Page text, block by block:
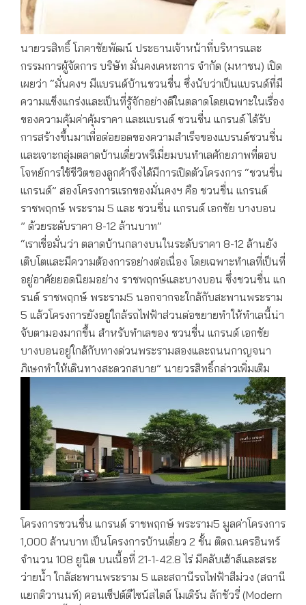
นายวรสิทธิ์ โภคาชัยพัฒน์ ประธานเจ้าหน้าที่บริหารและ
กรรมการผู้จัดการ บริษัท มั่นคงเคหะการ จำกัด (มหาชน) เปิด
เผยว่า “มั่นคงฯ มีแบรนด์บ้านชวนชื่น ซึ่งนับว่าเป็นแบรนด์ที่มี
ความแข็งแกร่งและเป็นที่รู้จักอย่างดีในตลาดโดยเฉพาะในเรื่อง
ของความคุ้มค่าคุ้มราคา และแบรนด์ ชวนชื่น แกรนด์ ได้รับ
การสร้างขึ้นมาเพื่อต่อยอดของความสำเร็จของแบรนด์ชวนชื่น
และเจาะกลุ่มตลาดบ้านเดี่ยวพรีเมี่ยมบนทำเลศักยภาพที่ตอบ
โจทย์การใช้ชีวิตของลูกค้าจึงได้มีการเปิดตัวโครงการ “ชวนชื่น
แกรนด์” สองโครงการแรกของมั่นคงฯ คือ ชวนชื่น แกรนด์
ราชพฤกษ์ พระราม 5 และ ชวนชื่น แกรนด์ เอกชัย บางบอน
” ด้วยระดับราคา 8-12 ล้านบาท”
“เราเชื่อมั่นว่า ตลาดบ้านกลางบนในระดับราคา 8-12 ล้านยัง
เติบโตและมีความต้องการอย่างต่อเนื่อง โดยเฉพาะทำเลที่เป็นที่
อยู่อาศัยยอดนิยมอย่าง ราชพฤกษ์และบางบอน ซึ่งชวนชื่น แก
รนด์ ราชพฤกษ์ พระราม5 นอกจากจะใกล้กับสะพานพระราม
5 แล้วโครงการยังอยู่ใกล้รถไฟฟ้าส่วนต่อขยายทำให้ทำเลนี้น่า
จับตามองมากขึ้น สำหรับทำเลของ ชวนชื่น แกรนด์ เอกชัย
บางบอนอยู่ใกล้กับทางด่วนพระรามสองและถนนกาญจนา
ภิเษกทำให้เดินทางสะดวกสบาย” นายวรสิทธิ์กล่าวเพิ่มเติม
โครงการชวนชื่น แกรนด์ ราชพฤกษ์ พระราม5 มูลค่าโครงการ
1,000 ล้านบาท เป็นโครงการบ้านเดี่ยว 2 ชั้น ติดถ.นครอินทร์
จำนวน 108 ยูนิต บนเนื้อที่ 21-1-42.8 ไร่ มีคลับเฮ้าส์และสระ
ว่ายน้ำ ใกล้สะพานพระราม 5 และสถานีรถไฟฟ้าสีม่วง (สถานี
แยกติวานนท์) คอนเซ็ปต์ดีไซน์สไตล์ โมเดิร์น ลักชัวรี่ (Modern